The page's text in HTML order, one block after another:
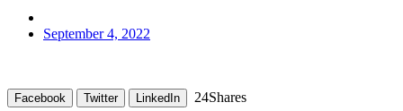
September 4, 2022
Facebook Twitter LinkedIn 24Shares